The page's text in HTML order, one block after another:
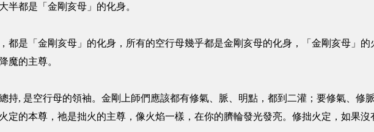
半都是「金剛亥母」的化身。
都是「金剛亥母」的化身，所有的空行母幾乎都是金剛亥母的化身，「金剛亥母」
魔的主尊。
持, 是空行母的領袖。金剛上師們應該都有修氣、脈、明點，都到二灌；要修氣、修
定的本尊，祂是拙火的主尊，像火焰一樣，在你的臍輪發光發亮。修拙火定，如果沒